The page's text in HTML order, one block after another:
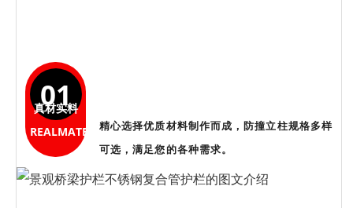
01
真材实料
REALMATERIALS精心选择优质材料制作而成，防撞立柱规格多样
可选，满足您的各种需求。